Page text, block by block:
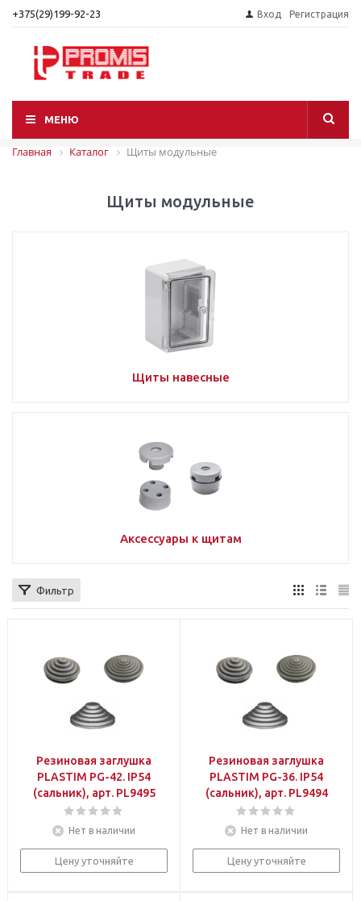
+375(29)199-92-23 Вход Регистрация
МЕНЮ
Главная Каталог Щиты модульные
Щиты модульные
Щиты навесные
Аксессуары к щитам
Фильтр
Резиновая заглушка
PLASTIM PG-42. IP54
(сальник), арт. PL9495
Нет в наличии
Цену уточняйте
Резиновая заглушка
PLASTIM PG-36. IP54
(сальник), арт. PL9494
Нет в наличии
Цену уточняйте